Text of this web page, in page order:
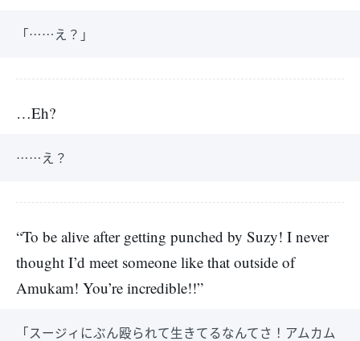
「……え？」
…Eh?
……え？
“To be alive after getting punched by Suzy! I never
thought I’d meet someone like that outside of
Amukam! You’re incredible!!”
「スージィにぶん殴られて生きてるなんてさ！アムカム